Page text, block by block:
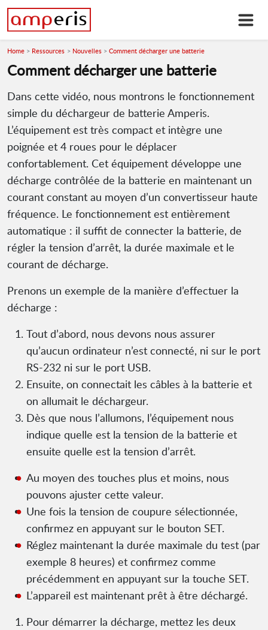
Home Ressources Nouvelles Comment décharger une batterie
Comment décharger une batterie
Dans cette vidéo, nous montrons le fonctionnement
simple du déchargeur de batterie Amperis.
L’équipement est très compact et intègre une
poignée et 4 roues pour le déplacer
confortablement. Cet équipement développe une
décharge contrôlée de la batterie en maintenant un
courant constant au moyen d’un convertisseur haute
fréquence. Le fonctionnement est entièrement
automatique : il suffit de connecter la batterie, de
régler la tension d’arrêt, la durée maximale et le
courant de décharge.
Prenons un exemple de la manière d’effectuer la
décharge :
Tout d’abord, nous devons nous assurer
qu’aucun ordinateur n’est connecté, ni sur le port
RS-232 ni sur le port USB.
Ensuite, on connectait les câbles à la batterie et
on allumait le déchargeur.
Dès que nous l’allumons, l’équipement nous
indique quelle est la tension de la batterie et
ensuite quelle est la tension d’arrêt.
Au moyen des touches plus et moins, nous
pouvons ajuster cette valeur.
Une fois la tension de coupure sélectionnée,
confirmez en appuyant sur le bouton SET.
Réglez maintenant la durée maximale du test (par
exemple 8 heures) et confirmez comme
précédemment en appuyant sur la touche SET.
L’appareil est maintenant prêt à être déchargé.
Pour démarrer la décharge, mettez les deux